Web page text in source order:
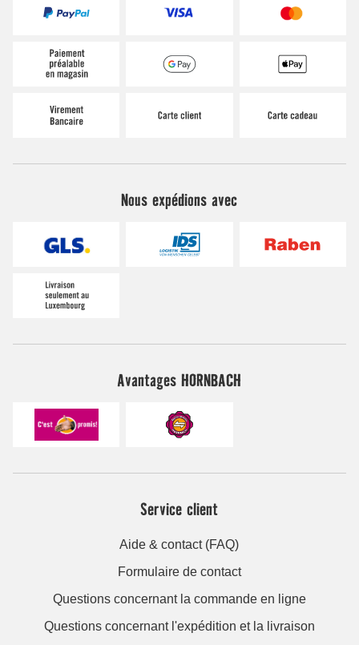
Nous expédions avec
Avantages HORNBACH
Service client
Aide & contact (FAQ)
Formulaire de contact
Questions concernant la commande en ligne
Questions concernant l'expédition et la livraison